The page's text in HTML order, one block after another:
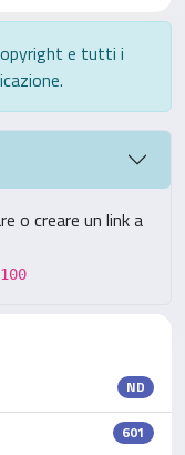
e tutti i
o creare un link a
ND
601